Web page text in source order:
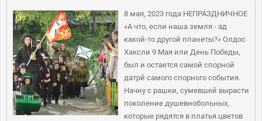
8 мая, 2023 года НЕПРАЗДНИЧНОЕ
«А что, если наша земля - ад
какой-то другой планеты?» Олдос
Хаксли 9 Мая или День Победы,
был и остается самой спорной
датрй самого спорного события.
Начну с рашки, сумевшей вырасти
поколение душевнобольных,
которые рядятся в платья цветов